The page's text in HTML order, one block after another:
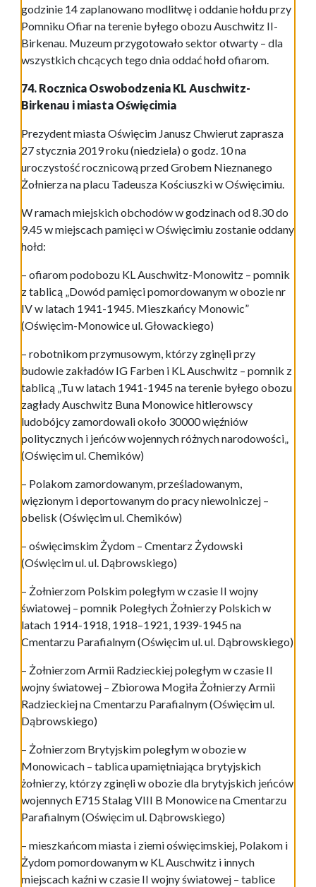
godzinie 14 zaplanowano modlitwę i oddanie hołdu przy
Pomniku Ofiar na terenie byłego obozu Auschwitz II-
Birkenau. Muzeum przygotowało sektor otwarty – dla
wszystkich chcących tego dnia oddać hołd ofiarom.
74. Rocznica Oswobodzenia KL Auschwitz-
Birkenau i miasta Oświęcimia
Prezydent miasta Oświęcim Janusz Chwierut zaprasza
27 stycznia 2019 roku (niedziela) o godz. 10 na
uroczystość rocznicową przed Grobem Nieznanego
Żołnierza na placu Tadeusza Kościuszki w Oświęcimiu.
W ramach miejskich obchodów w godzinach od 8.30 do
9.45 w miejscach pamięci w Oświęcimiu zostanie oddany
hołd:
– ofiarom podobozu KL Auschwitz-Monowitz – pomnik
z tablicą „Dowód pamięci pomordowanym w obozie nr
IV w latach 1941-1945. Mieszkańcy Monowic”
(Oświęcim-Monowice ul. Głowackiego)
– robotnikom przymusowym, którzy zginęli przy
budowie zakładów IG Farben i KL Auschwitz – pomnik z
tablicą „Tu w latach 1941-1945 na terenie byłego obozu
zagłady Auschwitz Buna Monowice hitlerowscy
ludobójcy zamordowali około 30000 więźniów
politycznych i jeńców wojennych różnych narodowości„
(Oświęcim ul. Chemików)
– Polakom zamordowanym, prześladowanym,
więzionym i deportowanym do pracy niewolniczej –
obelisk (Oświęcim ul. Chemików)
– oświęcimskim Żydom – Cmentarz Żydowski
(Oświęcim ul. ul. Dąbrowskiego)
– Żołnierzom Polskim poległym w czasie II wojny
światowej – pomnik Poległych Żołnierzy Polskich w
latach 1914-1918, 1918–1921, 1939-1945 na
Cmentarzu Parafialnym (Oświęcim ul. ul. Dąbrowskiego)
– Żołnierzom Armii Radzieckiej poległym w czasie II
wojny światowej – Zbiorowa Mogiła Żołnierzy Armii
Radzieckiej na Cmentarzu Parafialnym (Oświęcim ul.
Dąbrowskiego)
– Żołnierzom Brytyjskim poległym w obozie w
Monowicach – tablica upamiętniająca brytyjskich
żołnierzy, którzy zginęli w obozie dla brytyjskich jeńców
wojennych E715 Stalag VIII B Monowice na Cmentarzu
Parafialnym (Oświęcim ul. Dąbrowskiego)
– mieszkańcom miasta i ziemi oświęcimskiej, Polakom i
Żydom pomordowanym w KL Auschwitz i innych
miejscach kaźni w czasie II wojny światowej – tablice